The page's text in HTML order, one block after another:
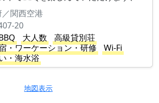
関西空港
20
大人数
高級貸別荘
・ワーケーション・研修
Wi-Fi
・海水浴
地図表示